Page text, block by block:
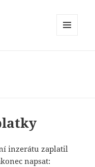
inzerátu zaplatil
napsat: